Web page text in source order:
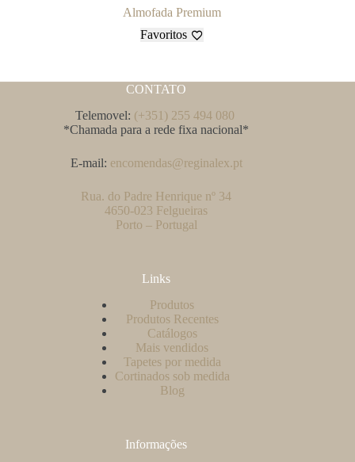
Almofada Premium
Favoritos
CONTATO
Telemovel: (+351) 255 494 080
*Chamada para a rede fixa nacional*
E-mail: encomendas@reginalex.pt
Rua. do Padre Henrique nº 34
4650-023 Felgueiras
Porto – Portugal
Links
Produtos
Produtos Recentes
Catálogos
Mais vendidos
Tapetes por medida
Cortinados sob medida
Blog
Informações